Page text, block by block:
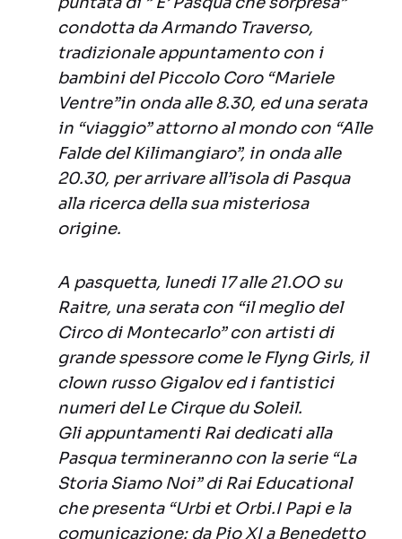
condotta da Armando Traverso,
tradizionale appuntamento con i
bambini del Piccolo Coro “Mariele
Ventre”in onda alle 8.30, ed una serata
in “viaggio” attorno al mondo con “Alle
Falde del Kilimangiaro”, in onda alle
20.30, per arrivare all’isola di Pasqua
alla ricerca della sua misteriosa
origine.
A pasquetta, lunedi 17 alle 21.OO su
Raitre, una serata con “il meglio del
Circo di Montecarlo” con artisti di
grande spessore come le Flyng Girls, il
clown russo Gigalov ed i fantistici
numeri del Le Cirque du Soleil.
Gli appuntamenti Rai dedicati alla
Pasqua termineranno con la serie “La
Storia Siamo Noi” di Rai Educational
che presenta “Urbi et Orbi.I Papi e la
comunicazione: da Pio XI a Benedetto